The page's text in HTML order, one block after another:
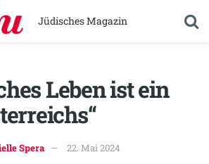
Jüdisches Magazin
Leben ist ein
Spera 22. Mai 2024